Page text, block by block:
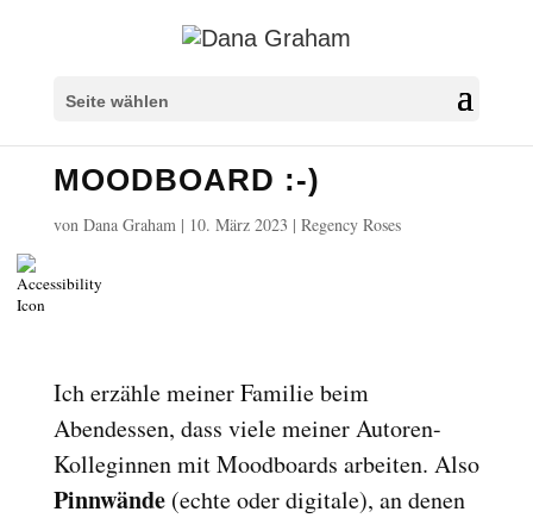
Seite wählen
MOODBOARD :-)
von Dana Graham| 10. März 2023 | Regency Roses
Ich erzähle meiner Familie beim
Abendessen, dass viele meiner Autoren-
Kolleginnen mit Moodboards arbeiten. Also
Pinnwände (echte oder digitale), an denen
Überschriften markieren
settings
zoom_out Herauszoomen
zoom_in Vergrößern
add_circle_outline
brightness_high Heller Kontrast
brightness_low Dunkler Kontrast
format_underlined Links unterstreichen
font_download Links markieren